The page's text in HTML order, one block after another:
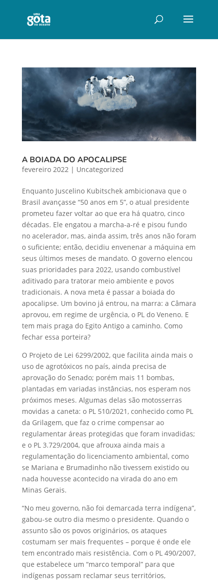
A BOIADA DO APOCALIPSE
fevereiro 2022| Uncategorized
Enquanto Juscelino Kubitschek ambicionava que o
Brasil avançasse “50 anos em 5”, o atual presidente
prometeu fazer voltar ao que era há quatro, cinco
décadas. Ele engatou a marcha-a-ré e pisou fundo
no acelerador, mas, ainda assim, três anos não foram
o suficiente; então, decidiu envenenar a máquina em
seus últimos meses de mandato. O governo elencou
suas prioridades para 2022, usando combustível
aditivado para tratorar meio ambiente e povos
tradicionais. A nova meta é passar a boiada do
apocalipse. Um bovino já entrou, na marra: a Câmara
aprovou, em regime de urgência, o PL do Veneno. E
tem mais praga do Egito Antigo a caminho. Como
fechar essa porteira?
O Projeto de Lei 6299/2002, que facilita ainda mais o
uso de agrotóxicos no país, ainda precisa de
aprovação do Senado; porém mais 11 bombas,
plantadas em variadas instâncias, nos esperam nos
próximos meses. Algumas delas são motosserras
movidas a caneta: o PL 510/2021, conhecido como PL
da Grilagem, que faz o crime compensar ao
regulamentar áreas protegidas que foram invadidas;
e o PL 3.729/2004, que afrouxa ainda mais a
regulamentação do licenciamento ambiental, como
se Mariana e Brumadinho não tivessem existido ou
nada houvesse acontecido na virada do ano em
Minas Gerais.
“No meu governo, não foi demarcada terra indígena”,
gabou-se outro dia mesmo o presidente. Quando o
assunto são os povos originários, os ataques
costumam ser mais frequentes – porque é onde ele
tem encontrado mais resistência. Com o PL 490/2007,
que estabelece um “marco temporal” para que
indígenas possam reclamar seus territórios,